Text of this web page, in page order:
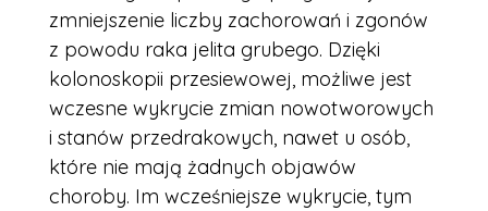
zmniejszenie liczby zachorowań i zgonów
z powodu raka jelita grubego. Dzięki
kolonoskopii przesiewowej, możliwe jest
wczesne wykrycie zmian nowotworowych
i stanów przedrakowych, nawet u osób,
które nie mają żadnych objawów
choroby. Im wcześniejsze wykrycie, tym